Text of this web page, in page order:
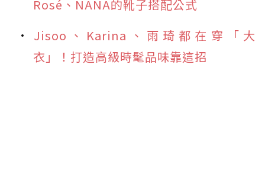
Rosé、NANA的靴子搭配公式
Jisoo、Karina、雨琦都在穿「大
衣」！打造高級時髦品味靠這招